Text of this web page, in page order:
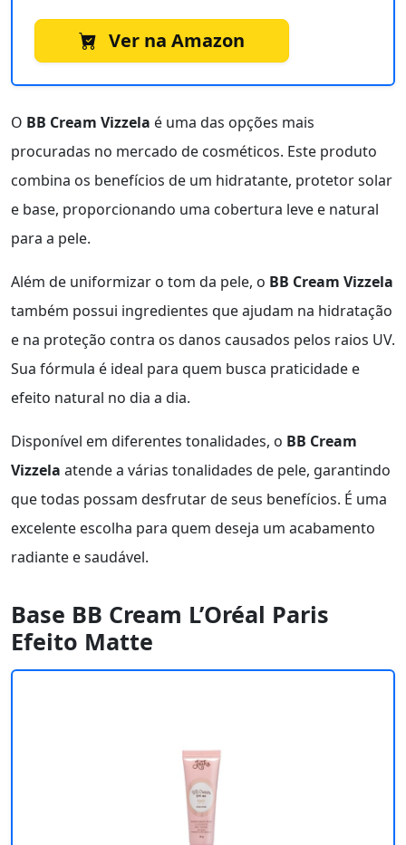
Ver na Amazon
O BB Cream Vizzela é uma das opções mais
procuradas no mercado de cosméticos. Este produto
combina os benefícios de um hidratante, protetor solar
e base, proporcionando uma cobertura leve e natural
para a pele.
Além de uniformizar o tom da pele, o BB Cream Vizzela
também possui ingredientes que ajudam na hidratação
e na proteção contra os danos causados pelos raios UV.
Sua fórmula é ideal para quem busca praticidade e
efeito natural no dia a dia.
Disponível em diferentes tonalidades, o BB Cream
Vizzela atende a várias tonalidades de pele, garantindo
que todas possam desfrutar de seus benefícios. É uma
excelente escolha para quem deseja um acabamento
radiante e saudável.
Base BB Cream L’Oréal Paris
Efeito Matte